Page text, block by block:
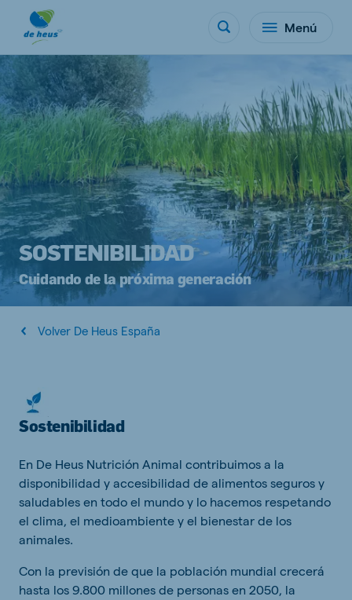
Menú
SOSTENIBILIDAD
Cuidando de la próxima generación
Volver De Heus España
Sostenibilidad
En De Heus Nutrición Animal contribuimos a la
disponibilidad y accesibilidad de alimentos seguros y
saludables en todo el mundo y lo hacemos respetando
el clima, el medioambiente y el bienestar de los
animales.
Con la previsión de que la población mundial crecerá
hasta los 9.800 millones de personas en 2050, la